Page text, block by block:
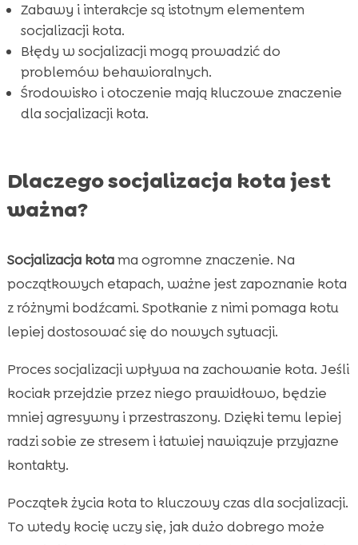
 Przykłady skutecznej socjalizacji kota
Purrfect Life – odpowiednia ściółka dla kotów
Wniosek
 FAQ
Zabawy i interakcje są istotnym elementem
socjalizacji kota.
Błędy w socjalizacji mogą prowadzić do
problemów behawioralnych.
Środowisko i otoczenie mają kluczowe znaczenie
dla socjalizacji kota.
Dlaczego socjalizacja kota jest
ważna?
Socjalizacja kotama ogromne znaczenie. Na
początkowych etapach, ważne jest zapoznanie kota
z różnymi bodźcami. Spotkanie z nimi pomaga kotu
lepiej dostosować się do nowych sytuacji.
Proces socjalizacji wpływa na zachowanie kota. Jeśli
kociak przejdzie przez niego prawidłowo, będzie
mniej agresywny i przestraszony. Dzięki temu lepiej
radzi sobie ze stresem i łatwiej nawiązuje przyjazne
kontakty.
Początek życia kota to kluczowy czas dla socjalizacji.
To wtedy kocię uczy się, jak dużo dobrego może